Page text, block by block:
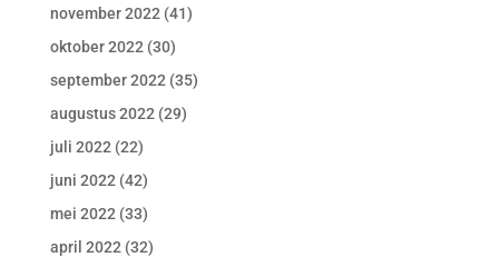
november 2022 (41)
oktober 2022 (30)
september 2022 (35)
augustus 2022 (29)
juli 2022 (22)
juni 2022 (42)
mei 2022 (33)
april 2022 (32)